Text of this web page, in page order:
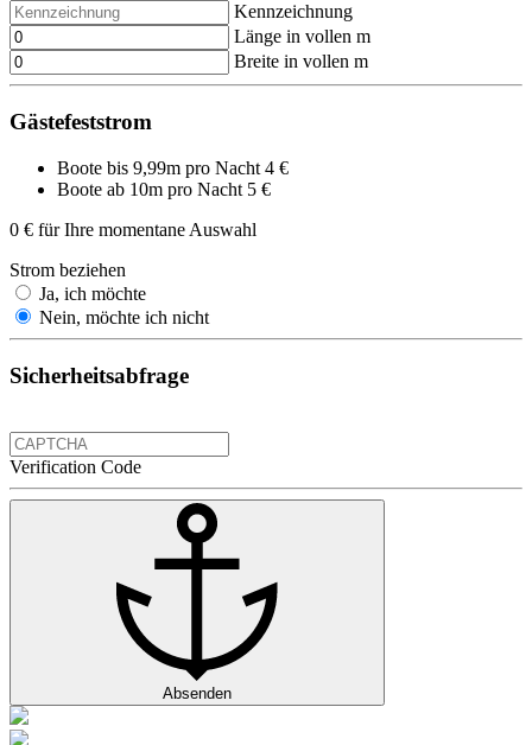
Kennzeichnung
Länge in vollen m
Breite in vollen m
Gästefeststrom
Boote bis 9,99m pro Nacht 4 €
Boote ab 10m pro Nacht 5 €
0 € für Ihre momentane Auswahl
Strom beziehen
Ja, ich möchte
Nein, möchte ich nicht
Sicherheitsabfrage
Verification Code
Absenden